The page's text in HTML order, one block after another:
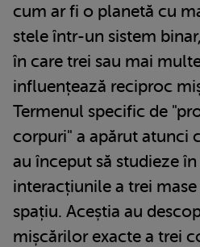
cum ar fi o planetă cu
stele într-un sistem
în care trei sau mai
influențează reciproc
Termenul specific de
corpuri" a apărut atunci
au început să studieze
interacțiunile a trei
spațiu. Aceștia au
mișcărilor exacte a trei